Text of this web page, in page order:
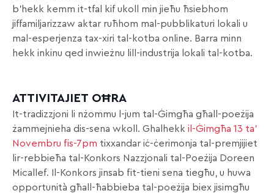
b’hekk kemm it-tfal kif ukoll min jieħu ħsiebhom
jiffamiljarizzaw aktar ruħhom mal-pubblikaturi lokali u
mal-esperjenza tax-xiri tal-kotba online. Barra minn
hekk inkinu qed inwieżnu lill-industrija lokali tal-kotba.
ATTIVITAJIET OĦRA
It-tradizzjoni li nżommu l-jum tal-Ġimgħa għall-poeżija
żammejnieha dis-sena wkoll. Ghalhekk il-Ġimgħa 13 ta’
Novembru fis-7pm tixxandar iċ-ċerimonja tal-premjijiet
lir-rebbieħa tal-Konkors Nazzjonali tal-Poeżija Doreen
Micallef. Il-Konkors jinsab fit-tieni sena tiegħu, u huwa
opportunità għall-ħabbieba tal-poeżija biex jisimgħu